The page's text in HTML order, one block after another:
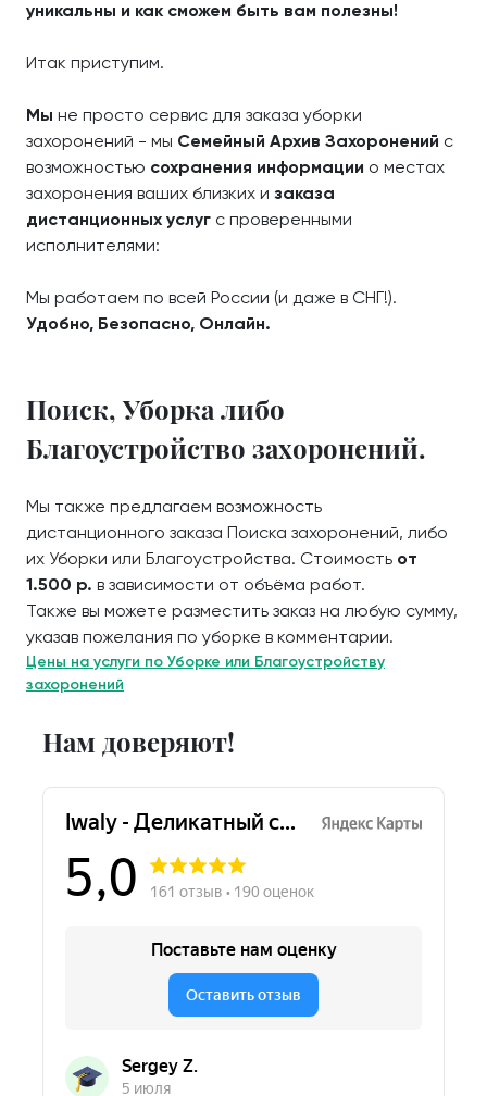
уникальны и как сможем быть вам полезны!
Итак приступим.
Мы не просто сервис для заказа уборки
захоронений - мы Семейный Архив Захоронений с
возможностью сохранения информации о местах
захоронения ваших близких и заказа
дистанционных услуг с проверенными
исполнителями:
Мы работаем по всей России (и даже в СНГ!).
Удобно, Безопасно, Онлайн.
Поиск, Уборка либо
Благоустройство захоронений.
Мы также предлагаем возможность
дистанционного заказа Поиска захоронений, либо
их Уборки или Благоустройства. Стоимость от
1.500 р. в зависимости от объёма работ.
Также вы можете разместить заказ на любую сумму,
указав пожелания по уборке в комментарии.
Цены на услуги по Уборке или Благоустройству
захоронений
Нам доверяют!